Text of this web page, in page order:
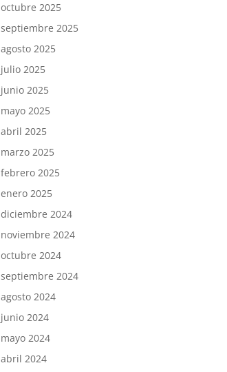
octubre 2025
septiembre 2025
agosto 2025
julio 2025
junio 2025
mayo 2025
abril 2025
marzo 2025
febrero 2025
enero 2025
diciembre 2024
noviembre 2024
octubre 2024
septiembre 2024
agosto 2024
junio 2024
mayo 2024
abril 2024